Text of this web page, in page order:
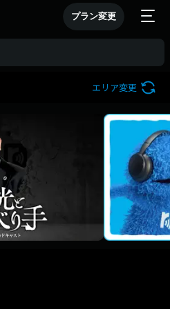
プラン変更
エリア変更